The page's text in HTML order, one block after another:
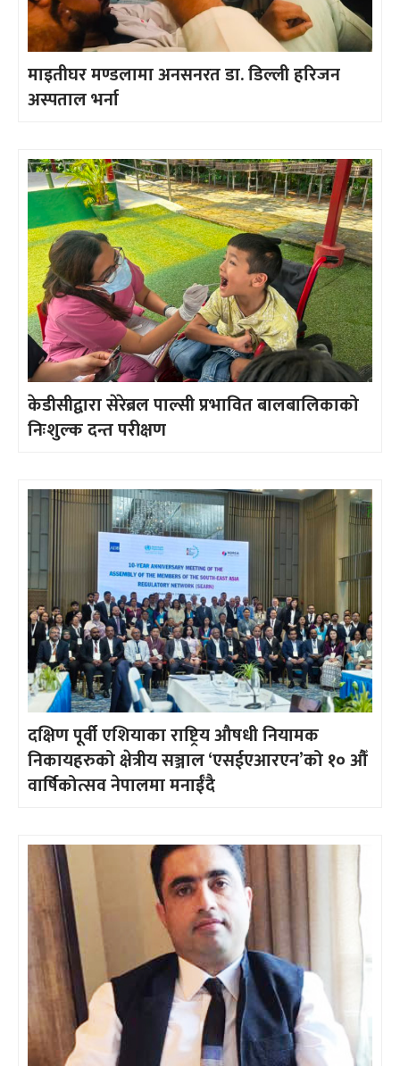
माइतीघर मण्डलामा अनसनरत डा. डिल्ली हरिजन
अस्पताल भर्ना
केडीसीद्वारा सेरेब्रल पाल्सी प्रभावित बालबालिकाको
निःशुल्क दन्त परीक्षण
दक्षिण पूर्वी एशियाका राष्ट्रिय औषधी नियामक
निकायहरुको क्षेत्रीय सञ्जाल ‘एसईएआरएन’को १० औँ
वार्षिकोत्सव नेपालमा मनाईँदै